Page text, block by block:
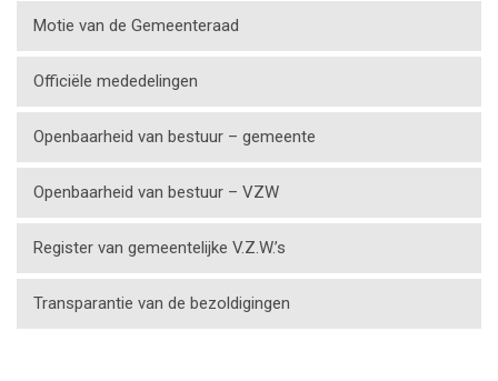
Motie van de Gemeenteraad
Officiële mededelingen
Openbaarheid van bestuur – gemeente
Openbaarheid van bestuur – VZW
Register van gemeentelijke V.Z.W.’s
Transparantie van de bezoldigingen